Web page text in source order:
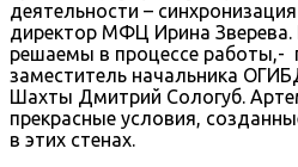
деятельности –
директор МФЦ Ирина Зверева.
решаемы в процессе работы,-
заместитель начальника
Шахты Дмитрий Сологуб.
прекрасные условия,
в этих стенах.